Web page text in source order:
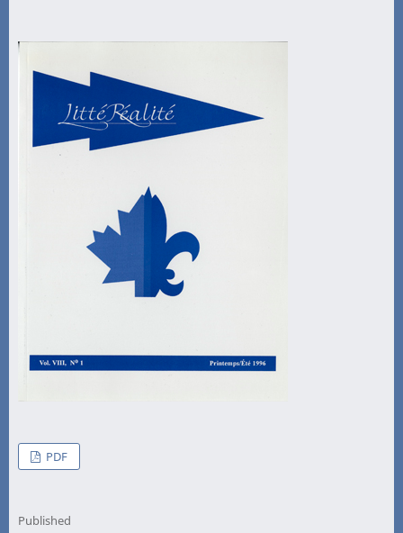
PDF
Published